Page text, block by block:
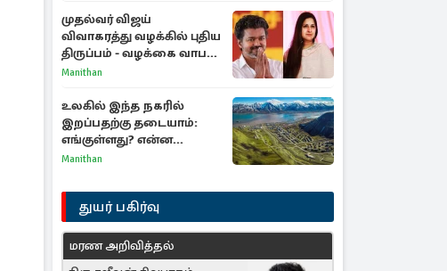
முதல்வர் விஜய்
விவாகரத்து வழக்கில் புதிய
திருப்பம் - வழக்கை வாபஸ்
பெற்ற சங்கீதா!
Manithan
உலகில் இந்த நகரில்
இறப்பதற்கு தடையாம்:
எங்குள்ளது? என்ன
காரணம் தெரியுமா?
Manithan
துயர் பகிர்வு
மரண அறிவித்தல்